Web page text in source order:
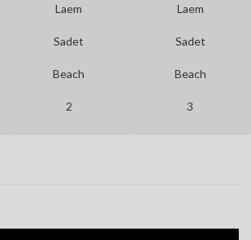
Laem
Sadet
Beach
2
Laem
Sadet
Beach
3